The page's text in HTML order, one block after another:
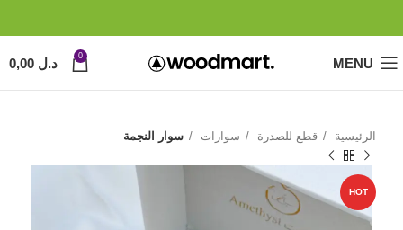
MENU
0 د.ل
الرئيسية قطع للصدرة سوارات سوار النجمة
HOT